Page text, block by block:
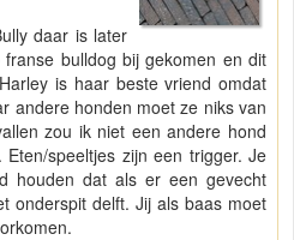
daar is later
bulldog bij gekomen en dit
is haar beste vriend omdat
andere honden moet ze niks van
zou ik niet een andere hond
speeltjes zijn een trigger. Je
houden dat als er een gevecht
onderspit delft. Jij als baas moet